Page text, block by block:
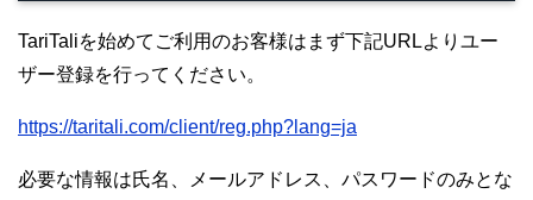
TariTaliを始めてご利用のお客様はまず下記URLよりユー
ザー登録を行ってください。
https://taritali.com/client/reg.php?lang=ja
必要な情報は氏名、メールアドレス、パスワードのみとな